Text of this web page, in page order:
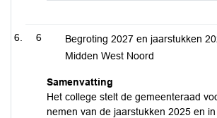
6
Begroting 2027 en jaarstukken
Midden West Noord
Samenvatting
Het college stelt de gemeenteraad
nemen van de jaarstukken 2025 en